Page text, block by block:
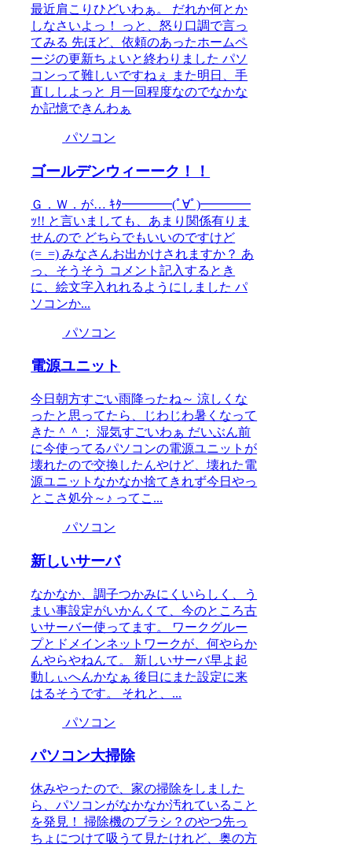
最近肩こりひどいわぁ。 だれか何とか
しなさいよっ！ っと、怒り口調で言っ
てみる 先ほど、依頼のあったホームペ
ージの更新ちょいと終わりました パソ
コンって難しいですねぇ また明日、手
直ししよっと 月一回程度なのでなかな
か記憶できんわぁ
パソコン
ゴールデンウィーーク！！
Ｇ．Ｗ．が… ｷﾀ━━━━(ﾟ∀ﾟ)━━━━
ｯ!! と言いましても、あまり関係有りま
せんので どちらでもいいのですけど
(=_=) みなさんお出かけされますか？ あ
っ、そうそう コメント記入するとき
に、絵文字入れれるようにしました パ
ソコンか...
パソコン
電源ユニット
今日朝方すごい雨降ったね～ 涼しくな
ったと思ってたら、じわじわ暑くなって
きた＾＾； 湿気すごいわぁ だいぶん前
に今使ってるパソコンの電源ユニットが
壊れたので交換したんやけど、壊れた電
源ユニットなかなか捨てきれず今日やっ
とこさ処分～♪ ってこ...
パソコン
新しいサーバ
なかなか、調子つかみにくいらしく、う
まい事設定がいかんくて、今のところ古
いサーバー使ってます。 ワークグルー
プとドメインネットワークが、何やらか
んやらやねんて。 新しいサーバ早よ起
動しぃへんかなぁ 後日にまた設定に来
はるそうです。 それと、...
パソコン
パソコン大掃除
休みやったので、家の掃除をしました
ら、パソコンがなかなか汚れていること
を発見！ 掃除機のブラシ？のやつ先っ
ちょにつけて吸うて見たけれど、奥の方